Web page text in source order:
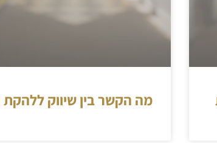
מה הקשר בין שיווק ללהקת